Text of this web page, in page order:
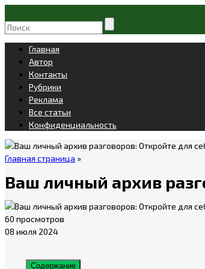
Главная
Автор
Контакты
Рубрики
Реклама
Все статьи
Конфиденциальность
Главная страница »
Ваш личный архив
60 просмотров
08 июля 2024
Содержание